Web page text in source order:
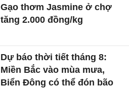
Gạo thơm Jasmine ở chợ
tăng 2.000 đồng/kg
Dự báo thời tiết tháng 8:
Miền Bắc vào mùa mưa,
Biển Đông có thể đón bão